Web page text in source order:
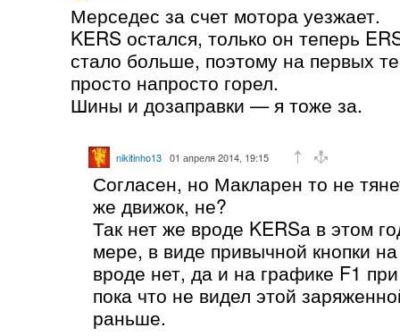
Мерседес за счет мотора уезжает.
KERS остался, только он теперь
стало больше, поэтому на первых
просто напросто горел.
Шины и дозаправки — я тоже за.
nikitinho13 01 апреля 2014, 19:15
Согласен, но Макларен то не
же движок, не?
Так нет же вроде KERSa в этом
мере, в виде привычной кнопки
вроде нет, да и на графике F1
пока что не видел этой
раньше.